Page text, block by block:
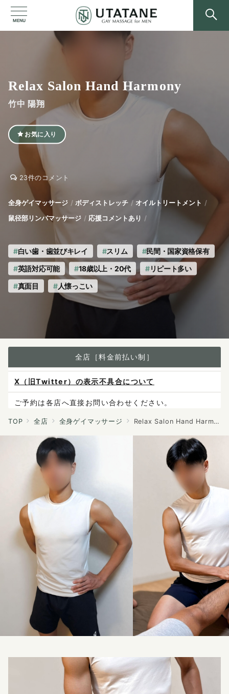
MENU
Relax Salon Hand Harmony
竹中 陽翔
お気に入り
Relax
Salon
Hand
Harmony
Relax
Salon
Hand
Harmony
へ
23件のコメント
全身ゲイマッサージ ボディストレッチ
オイルトリートメント
鼠径部リンパマッサージ
応援コメントあり
白い歯・歯並びキレイ スリム
民間・国家資格保有
英語対応可能
18歳以上・20代
リピート多い
真面目
人懐っこい
全店［料金前払い制］
X（旧Twitter）の表示不具合について
ご予約は各店へ直接お問い合わせください。
料金は当日施術前にお支払いください。
感染症防止対策について
料金改定のお知らせ
TOP 全店 全身ゲイマッサージ Relax Salon Hand Harmony